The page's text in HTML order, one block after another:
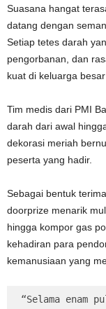
Suasana hangat
datang dengan
Setiap tetes darah
pengorbanan, dan
kuat di keluarga
Tim medis dari PMI
darah dari awal
dekorasi meriah
peserta yang hadir.
Sebagai bentuk
doorprize menarik
hingga kompor gas
kehadiran para
kemanusiaan yang
“Selama enam